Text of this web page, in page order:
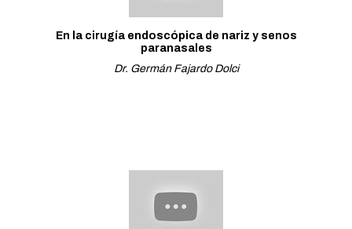
En la cirugía endoscópica de nariz y senos
paranasales
Dr. Germán Fajardo Dolci